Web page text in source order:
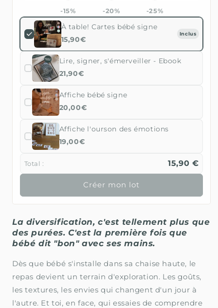
-15% -20% -25%
À table! Cartes bébé signe
15,90€
Inclus
Lire, signer, s'émerveiller - Ebook
21,90€
Affiche bébé signe
20,00€
Affiche l'ourson des émotions
19,00€
Total : 15,90 €
Créer mon lot
La diversification, c'est tellement plus que
des purées. C'est la première fois que
bébé dit "bon" avec ses mains.
Dès que bébé s'installe dans sa chaise haute, le
repas devient un terrain d'exploration. Les goûts,
les textures, les envies qui changent d'un jour à
l'autre. Et toi, en face, qui essaies de comprendre